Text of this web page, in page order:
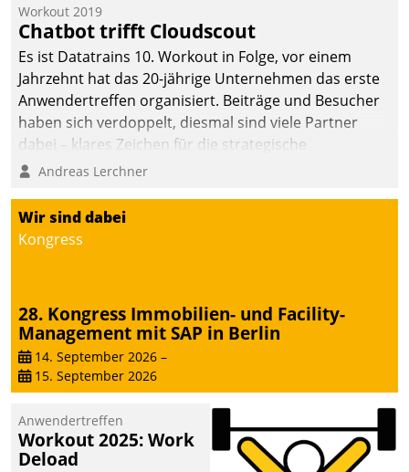
Workout 2019
Chatbot trifft Cloudscout
Es ist Datatrains 10. Workout in Folge, vor einem
Jahrzehnt hat das 20-jährige Unternehmen das erste
Anwendertreffen organisiert. Beiträge und Besucher
haben sich verdoppelt, diesmal sind viele Partner
dabei – klares Zeichen für die strategische
Fokussierung auf den Kunden.
Andreas Lerchner
Wir sind dabei
Kongress
28. Kongress Immobilien- und Facility-
Management mit SAP in Berlin
14. September 2026 –
15. September 2026
Anwendertreffen
Workout 2025: Work
Deload